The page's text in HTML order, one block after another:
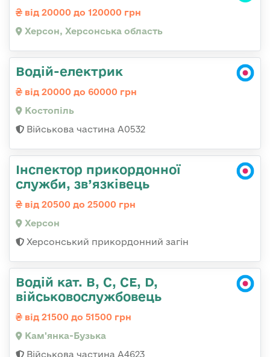
від 20000 до 120000 грн
Херсон, Херсонська область
Водій-електрик
від 20000 до 60000 грн
Костопіль
Військова частина А0532
Інспектор прикордонної
служби, зв’язківець
від 20500 до 25000 грн
Херсон
Херсонський прикордонний загін
Водій кат. B, C, СЕ, D,
військовослужбовець
від 21500 до 51500 грн
Кам'янка-Бузька
Військова частина А4623